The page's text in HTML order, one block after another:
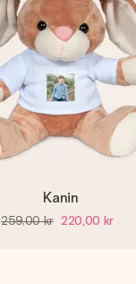
Kanin
259,00 kr 220,00 kr